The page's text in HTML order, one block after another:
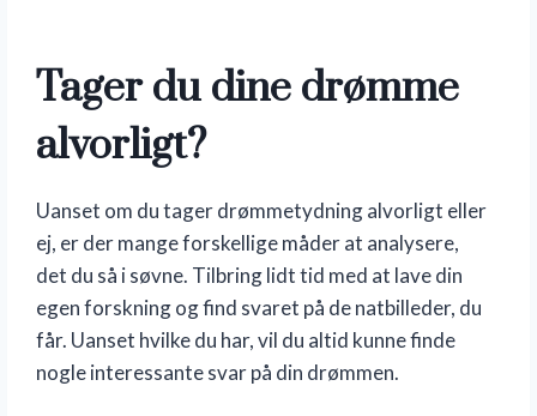
Tager du dine drømme
alvorligt?
Uanset om du tager drømmetydning alvorligt eller
ej, er der mange forskellige måder at analysere,
det du så i søvne. Tilbring lidt tid med at lave din
egen forskning og find svaret på de natbilleder, du
får. Uanset hvilke du har, vil du altid kunne finde
nogle interessante svar på din drømmen.